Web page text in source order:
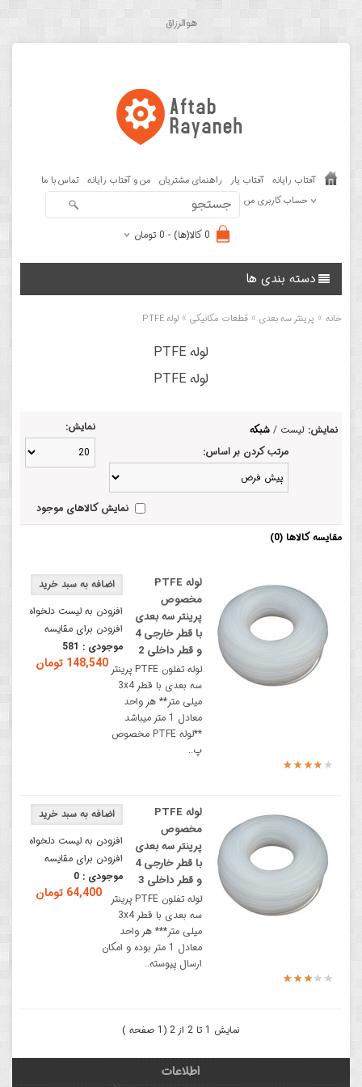
هوالرزاق
آفتاب رایانه آفتاب یار راهنمای مشتریان من و آفتاب رایانه تماس با ما
حساب کاربری من
0 کالا(ها) - 0 تومان
دسته بندی ها
خانه » پرینتر سه بعدی » قطعات مکانیکی » لوله PTFE
لوله PTFE
لوله PTFE
نمایش: لیست / شبکه
نمایش:
مرتب کردن بر اساس:
نمایش کالاهای موجود
مقایسه کالاها (0)
افزودن به لیست دلخواه
افزودن برای مقایسه
موجودی : 581
148,540 تومان
لوله PTFE
مخصوص
پرینتر سه بعدی
با قطر خارجی 4
و قطر داخلی 2
لوله تفلون PTFE پرینتر
سه بعدی با قطر 3x4
میلی‌ متر** هر واحد
معادل 1 متر میباشد
**لوله PTFE مخصوص
پ..
افزودن به لیست دلخواه
افزودن برای مقایسه
موجودی : 0
64,400 تومان
لوله PTFE
مخصوص
پرینتر سه بعدی
با قطر خارجی 4
و قطر داخلی 3
لوله تفلون PTFE پرینتر
سه بعدی با قطر 3x4
میلی‌ متر*** هر واحد
معادل 1 متر بوده و امکان
ارسال پیوسته..
نمایش 1 تا 2 از 2 (1 صفحه )
اطلاعات